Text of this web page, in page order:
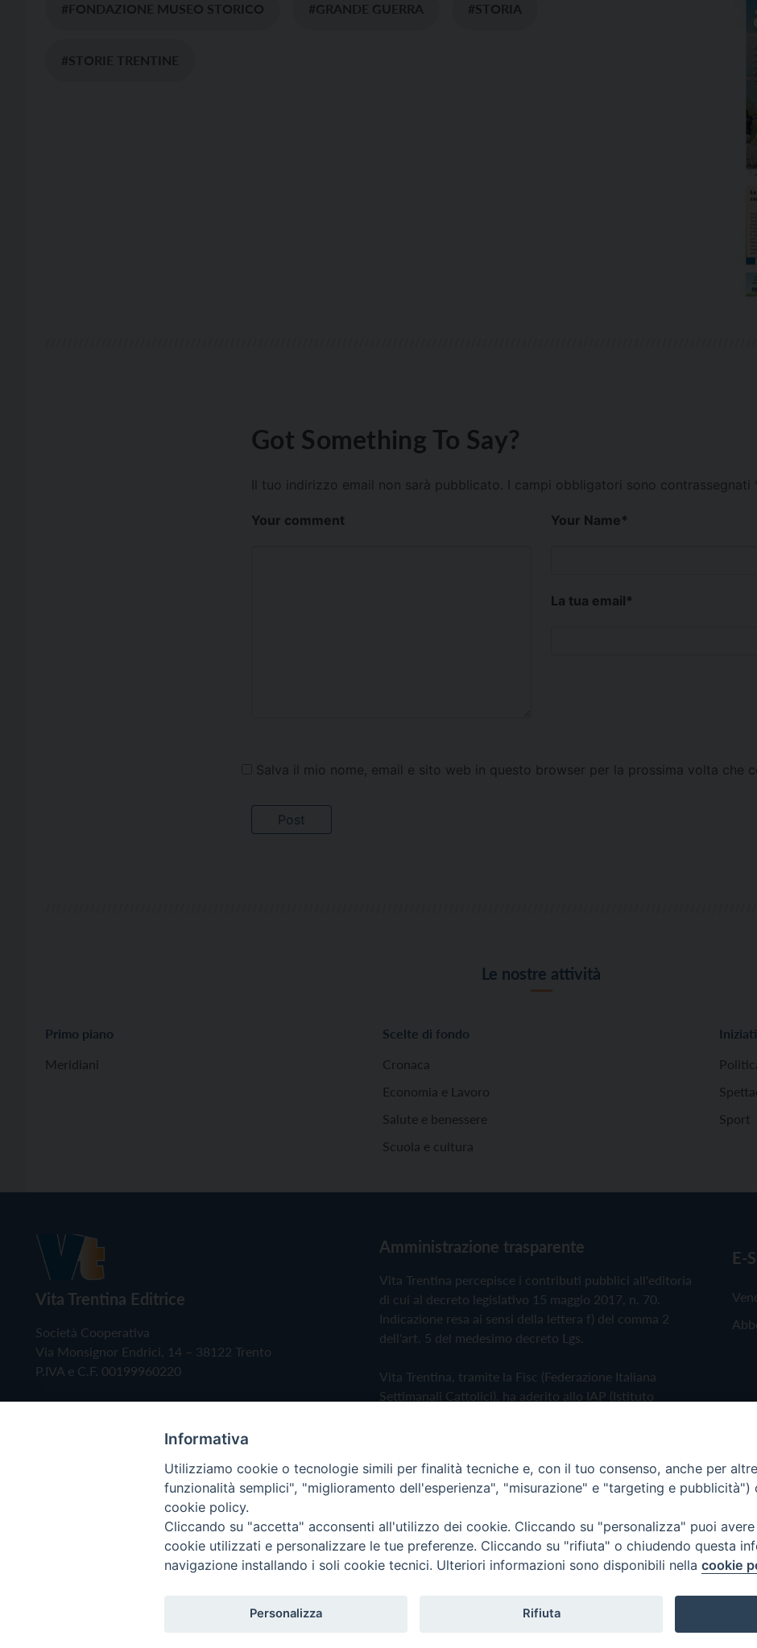
#FONDAZIONE MUSEO STORICO #GRANDE GUERRA #STORIA
#STORIE TRENTINE
Got Something To Say?
Il tuo indirizzo email non sarà pubblicato. I campi obbligatori sono contrassegnati
Your comment Your Name*
La tua email*
Salva il mio nome, email e sito web in questo browser per la prossima volta che
Le nostre attività
Primo piano
Meridiani
Scelte di fondo
Cronaca
Economia e Lavoro
Salute e benessere
Scuola e cultura
Sport
Vita Trentina Editrice
Società Cooperativa
Via Monsignor Endrici, 14 – 38122 Trento
P.IVA e C.F. 00199960220
Amministrazione trasparente
Vita Trentina percepisce i contributi pubblici all'editoria
di cui al decreto legislativo 15 maggio 2017, n. 70.
Indicazione resa ai sensi della lettera f) del comma 2
dell'art. 5 del medesimo decreto Lgs.
Vita Trentina, tramite la Fisc (Federazione Italiana
Settimanali Cattolici), ha aderito allo IAP (Istituto
Privacy Policy Cookie Policy
E-
Copyright © 2019 - Tutti i diritti riservati - Vita Trentina Editrice
Informativa
Utilizziamo cookie o tecnologie simili per finalità tecniche e, con il tuo consenso, anche per
funzionalità semplici", "miglioramento dell'esperienza", "misurazione" e "targeting e pubblicità")
cookie policy.
Cliccando su "accetta" acconsenti all'utilizzo dei cookie. Cliccando su "personalizza" puoi
cookie utilizzati e personalizzare le tue preferenze. Cliccando su "rifiuta" o chiudendo questa
navigazione installando i soli cookie tecnici. Ulteriori informazioni sono disponibili nella cookie
Personalizza Rifiuta